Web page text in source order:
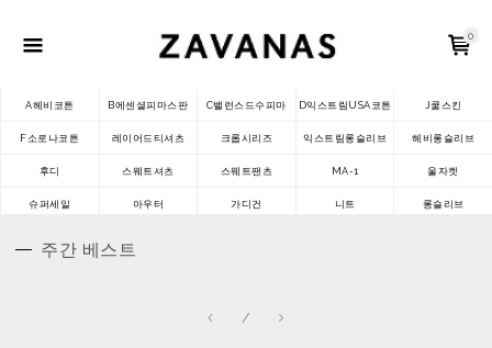
0
A헤비코튼 B에센셜피마스판 C밸런스드수피마 D익스트림USA코튼 J쿨스킨
F소로나코튼 레이어드티셔츠 크롭시리즈 익스트림롱슬리브 헤비롱슬리브
후디 스웨트셔츠 스웨트팬츠 MA-1 울자켓
슈퍼세일 아우터 가디건 니트 롱슬리브
주간 베스트
/